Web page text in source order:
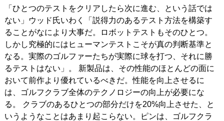
「ひとつのテストをクリアしたら次に進む、という話では
ない」ウッド氏いわく「説得力のあるテスト方法を構築す
ることがなにより大事だ。ロボットテストもそのひとつ。
しかし究極的にはヒューマンテストこそが真の判断基準と
なる。実際のゴルファーたちが実際に球を打つ、それに勝
るテストはない」。 新製品は、その性能のほとんどの面に
おいて前作より優れているべきだ。性能を向上させるに
は、ゴルフクラブ全体のテクノロジーの向上が必要にな
る。 クラブのあるひとつの部分だけを20%向上させた、と
いうようなことはあまり起こらない。ピンは、ゴルフクラ